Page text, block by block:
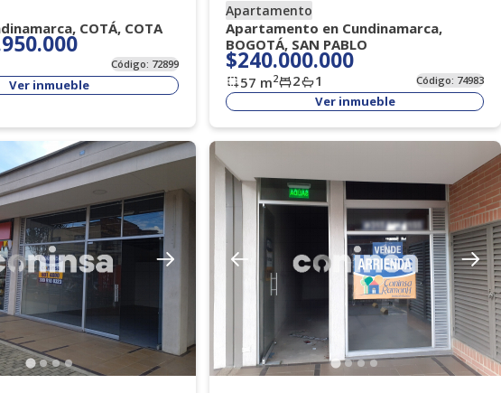
COTÁ, COTA
Código: 72899
Ver inmueble
Apartamento
Apartamento en Cundinamarca,
BOGOTÁ, SAN PABLO
$240.000.000
57 m2 2 1 Código: 74983
Ver inmueble